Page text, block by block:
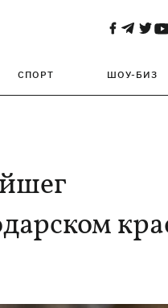
СПОРТ ШОУ-БИЗ